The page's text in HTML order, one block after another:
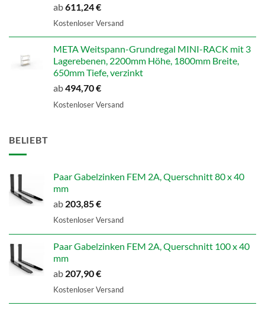
ab611,24€
Kostenloser Versand
META Weitspann-Grundregal MINI-RACK mit 3
Lagerebenen, 2200mm Höhe, 1800mm Breite,
650mm Tiefe, verzinkt
ab494,70€
Kostenloser Versand
BELIEBT
Paar Gabelzinken FEM 2A, Querschnitt 80 x 40
mm
ab 203,85€
Kostenloser Versand
Paar Gabelzinken FEM 2A, Querschnitt 100 x 40
mm
ab 207,90€
Kostenloser Versand